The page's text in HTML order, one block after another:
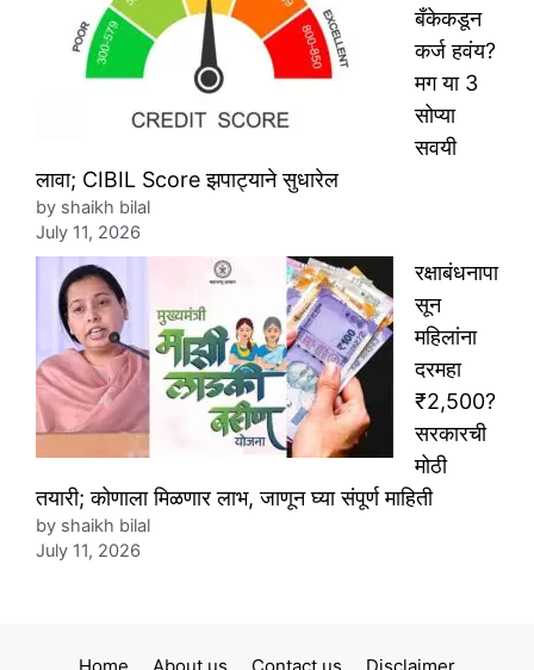
बँकेकडून
कर्ज हवंय?
मग या 3
सोप्या
सवयी
लावा; CIBIL Score झपाट्याने सुधारेल
by shaikh bilal
July 11, 2026
रक्षाबंधनापा
सून
महिलांना
दरमहा
₹2,500?
सरकारची
मोठी
तयारी; कोणाला मिळणार लाभ, जाणून घ्या संपूर्ण माहिती
by shaikh bilal
July 11, 2026